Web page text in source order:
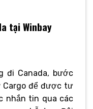
tại Winbay
đi Canada, bước
Cargo để được tư
nhắn tin qua các